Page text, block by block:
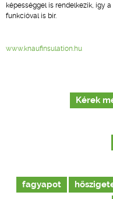
képességgel is rendelkezik, így
funkcióval is bír.
www.knaufinsulation.hu
Kérek
fagyapot